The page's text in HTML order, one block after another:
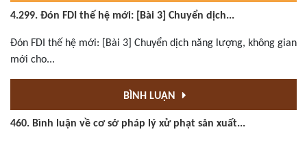
4.299. Đón FDI thế hệ mới: [Bài 3] Chuyển dịch...
Đón FDI thế hệ mới: [Bài 3] Chuyển dịch năng lượng, không gian
mới cho...
BÌNH LUẬN
460. Bình luận về cơ sở pháp lý xử phạt sản xuất...